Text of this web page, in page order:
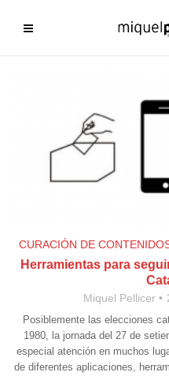
CURACIÓN DE
Herramientas para
Miquel Pellicer
Posiblemente las elecciones
1980, la jornada del 27 de
especial atención en muchos
de diferentes aplicaciones,